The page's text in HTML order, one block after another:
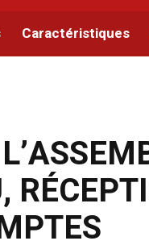
Caractéristiques